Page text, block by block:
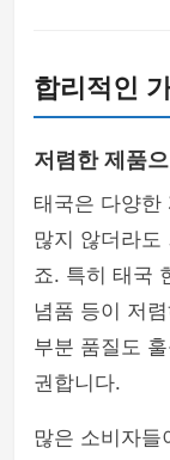
합리적인
저렴한 제품
태국은 다양한
많지 않더라도
죠. 특히 태국
념품 등이 저
부분 품질도
권합니다.
많은 소비자들